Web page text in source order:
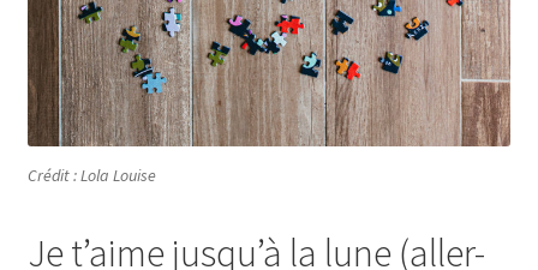
Crédit : Lola Louise
Je t’aime jusqu’à la lune (aller-